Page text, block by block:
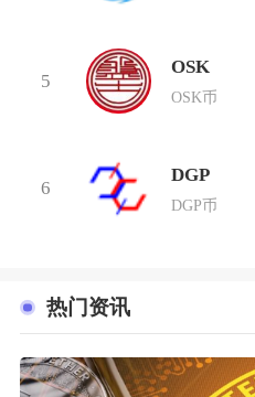
5
OSK
OSK币
6
DGP
DGP币
热门资讯